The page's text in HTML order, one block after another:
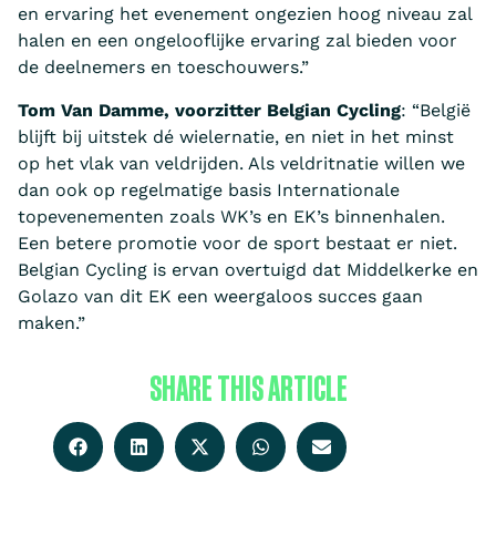
en ervaring het evenement ongezien hoog niveau zal
halen en een ongelooflijke ervaring zal bieden voor
de deelnemers en toeschouwers.”
Tom Van Damme, voorzitter Belgian Cycling: “België
blijft bij uitstek dé wielernatie, en niet in het minst
op het vlak van veldrijden. Als veldritnatie willen we
dan ook op regelmatige basis Internationale
topevenementen zoals WK’s en EK’s binnenhalen.
Een betere promotie voor de sport bestaat er niet.
Belgian Cycling is ervan overtuigd dat Middelkerke en
Golazo van dit EK een weergaloos succes gaan
maken.”
SHARE THIS ARTICLE